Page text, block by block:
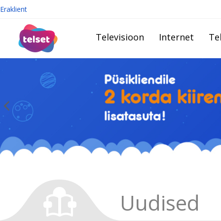
Eraklient
Televisioon Internet
Uudised